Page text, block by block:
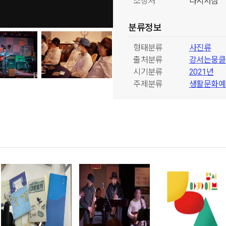
분류정보
형태분류
사진류
출처분류
강서는뭉
시기분류
2021년
주제분류
생활문화